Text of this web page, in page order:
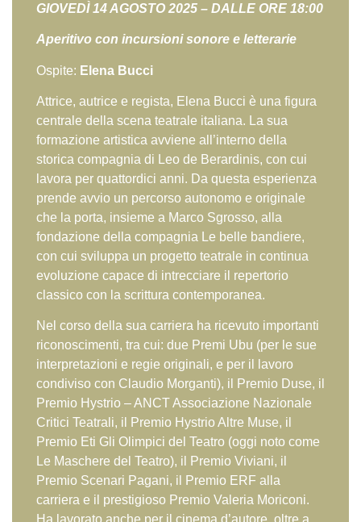
GIOVEDÌ14 AGOSTO 2025 – DALLE ORE 18:00
Aperitivo con incursioni sonore e letterarie
Ospite: Elena Bucci
Attrice, autrice e regista, Elena Bucci è una figura
centrale della scena teatrale italiana. La sua
formazione artistica avviene all’interno della
storica compagnia di Leo de Berardinis, con cui
lavora per quattordici anni. Da questa esperienza
prende avvio un percorso autonomo e originale
che la porta, insieme a Marco Sgrosso, alla
fondazione della compagnia Le belle bandiere,
con cui sviluppa un progetto teatrale in continua
evoluzione capace di intrecciare il repertorio
classico con la scrittura contemporanea.
Nel corso della sua carriera ha ricevuto importanti
riconoscimenti, tra cui: due Premi Ubu (per le sue
interpretazioni e regie originali, e per il lavoro
condiviso con Claudio Morganti), il Premio Duse, il
Premio Hystrio – ANCT Associazione Nazionale
Critici Teatrali, il Premio Hystrio Altre Muse, il
Premio Eti Gli Olimpici del Teatro (oggi noto come
Le Maschere del Teatro), il Premio Viviani, il
Premio Scenari Pagani, il Premio ERF alla
carriera e il prestigioso Premio Valeria Moriconi.